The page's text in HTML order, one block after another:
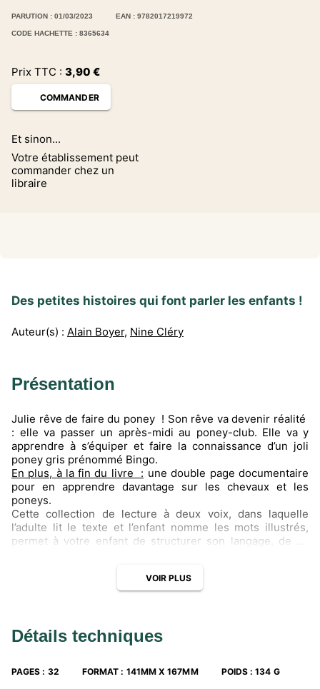
PARUTION : 01/03/2023 EAN : 9782017219972
CODE HACHETTE : 8365634
Prix TTC : 3,90 €
COMMANDER
Et sinon...
Votre établissement peut
commander chez un
libraire
Des petites histoires qui font parler les enfants !
Auteur(s) : Alain Boyer, Nine Cléry
Présentation
Julie rêve de faire du poney ! Son rêve va devenir réalité
: elle va passer un après-midi au poney-club. Elle va y
apprendre à s’équiper et faire la connaissance d’un joli
poney gris prénommé Bingo.
En plus, à la fin du livre : une double page documentaire
pour en apprendre davantage sur les chevaux et les
poneys.
Cette collection de lecture à deux voix, dans laquelle
l’adulte lit le texte et l’enfant nomme les mots illustrés,
permet à votre enfant de structurer son langage, de se
Des petites histoires qui font parler les enfants !
VOIR PLUS
Détails techniques
PAGES : 32 FORMAT : 141MM X 167MM POIDS :134 G